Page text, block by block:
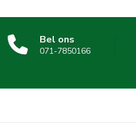
Bel ons
071-7850166